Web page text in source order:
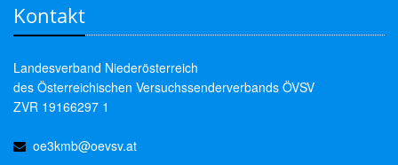
Kontakt
Landesverband Niederösterreich
des Österreichischen Versuchssenderverbands ÖVSV
ZVR 19166297 1
oe3kmb@oevsv.at